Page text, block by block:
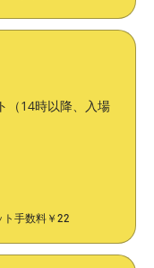
（14時以降、入場
ト手数料￥22